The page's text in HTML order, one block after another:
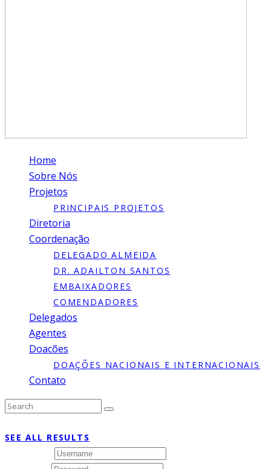
Home
Sobre Nós
Projetos
PRINCIPAIS PROJETOS
Diretoria
Coordenação
DELEGADO ALMEIDA
DR. ADAILTON SANTOS
EMBAIXADORES
COMENDADORES
Delegados
Agentes
Doacões
DOAÇÕES NACIONAIS E INTERNACIONAIS
Contato
SEE ALL RESULTS